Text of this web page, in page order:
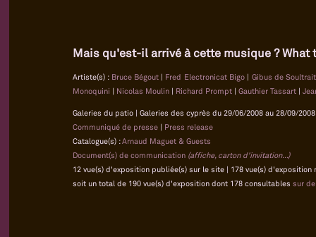
Mais qu'est-il arrivé à cette musique ?
Artiste(s) : Bruce Bégout | Fred Electronicat Bigo | Gibus de
Monoquini | Nicolas Moulin | Richard Prompt | Gauthier Tassart |
Galeries du patio | Galeries des cyprès du 29/06/2008 au 28/09/
Communiqué de presse | Press release
Catalogue(s) :Arnaud Maguet & Guests
Document(s) de communication (affiche, carton d'invitation...)
12 vue(s) d'exposition publiée(s) sur le site | 178 vue(s) d'exposition
soit un total de 190 vue(s) d'exposition dont 178 consultables sur